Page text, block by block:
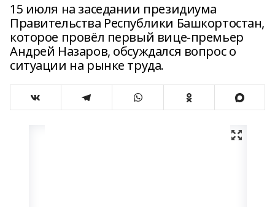
15 июля на заседании президиума
Правительства Республики Башкортостан,
которое провёл первый вице-премьер
Андрей Назаров, обсуждался вопрос о
ситуации на рынке труда.